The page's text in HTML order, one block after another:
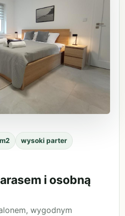
wysoki parter
i osobną
wygodnym